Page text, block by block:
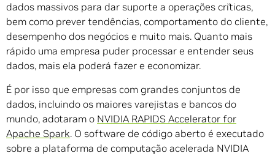
dados massivos para dar suporte a operações críticas,
bem como prever tendências, comportamento do cliente,
desempenho dos negócios e muito mais. Quanto mais
rápido uma empresa puder processar e entender seus
dados, mais ela poderá fazer e economizar.
É por isso que empresas com grandes conjuntos de
dados, incluindo os maiores varejistas e bancos do
mundo, adotaram o NVIDIA RAPIDS Accelerator for
Apache Spark. O software de código aberto é executado
sobre a plataforma de computação acelerada NVIDIA